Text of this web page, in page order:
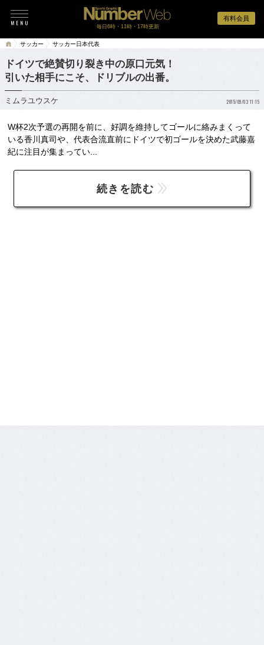
有料会員
毎日6時・11時・17時更新
サッカー サッカー日本代表
ドイツで絶賛切り裂き中の原口元気！
引いた相手にこそ、ドリブルの出番。
ミムラユウスケ 2015/09/03 11:15
W杯2次予選の再開を前に、好調を維持してゴールに絡みまくって
いる香川真司や、代表合流直前にドイツで初ゴールを決めた武藤嘉
紀に注目が集まってい...
続きを読む